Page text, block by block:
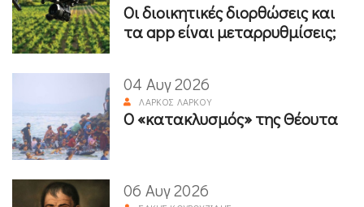
Οι διοικητικές διορθώσεις και
τα app είναι μεταρρυθμίσεις;
04 Αυγ 2026
ΛΆΡΚΟΣ ΛΆΡΚΟΥ
Ο «κατακλυσμός» της Θέουτα
06 Αυγ 2026